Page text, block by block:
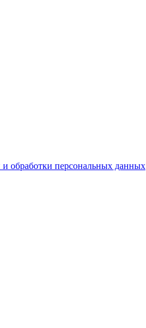
обработки персональных данных